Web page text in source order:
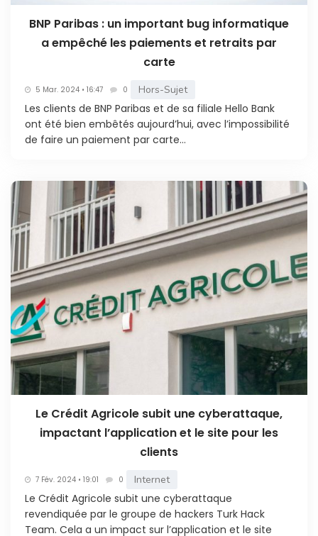
BNP Paribas : un important bug informatique
a empêché les paiements et retraits par
carte
5 Mar. 2024 • 16:47 0 Hors-Sujet
Les clients de BNP Paribas et de sa filiale Hello Bank
ont été bien embêtés aujourd’hui, avec l’impossibilité
de faire un paiement par carte...
Le Crédit Agricole subit une cyberattaque,
impactant l’application et le site pour les
clients
7 Fév. 2024 • 19:01 0 Internet
Le Crédit Agricole subit une cyberattaque
revendiquée par le groupe de hackers Turk Hack
Team. Cela a un impact sur l’application et le site